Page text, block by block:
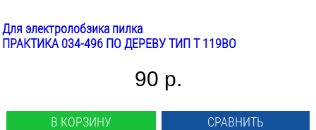
Для электролобзика пилка
ПРАКТИКА 034-496 ПО ДЕРЕВУ ТИП T 119BO
90 р.
В КОРЗИНУ СРАВНИТЬ